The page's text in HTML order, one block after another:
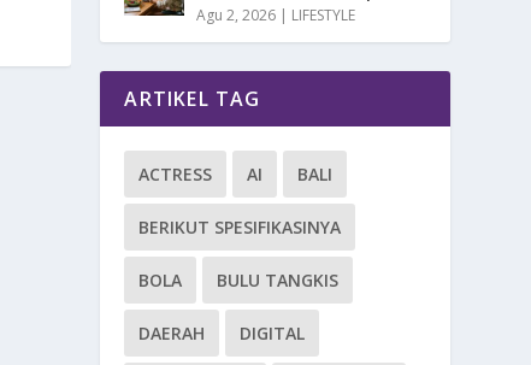
Agu 2, 2026 | LIFESTYLE
ARTIKEL TAG
ACTRESS AI BALI
BERIKUT SPESIFIKASINYA
BOLA BULU TANGKIS
DAERAH DIGITAL